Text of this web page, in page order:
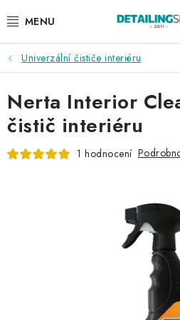
na
AKCE
NOVINKY
EXTERIÉR
DÁRKOVÉ SADY A POUKAZY
Univerzální čističe interiéru
Nerta Interior
čistič interiéru
1 hodnocení